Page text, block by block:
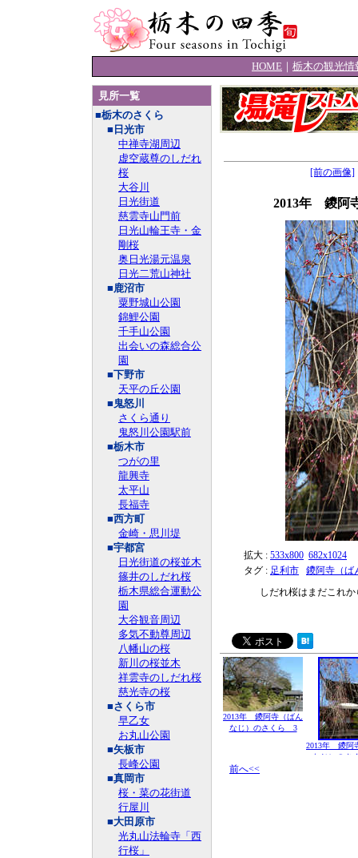
HOME ｜ 栃木の観光情
見所一覧
■栃木のさくら
■日光市
中禅寺湖周辺
虚空蔵尊のしだれ
桜
大谷川
日光街道
慈雲寺山門前
日光山輪王寺・金
剛桜
奥日光湯元温泉
日光二荒山神社
■鹿沼市
粟野城山公園
錦鯉公園
千手山公園
出会いの森総合公
園
■下野市
天平の丘公園
■鬼怒川
さくら通り
鬼怒川公園駅前
■栃木市
つがの里
龍興寺
太平山
長福寺
■西方町
金崎・思川堤
■宇都宮
日光街道の桜並木
篠井のしだれ桜
栃木県総合運動公
園
大谷観音周辺
多気不動尊周辺
八幡山の桜
新川の桜並木
祥雲寺のしだれ桜
慈光寺の桜
■さくら市
早乙女
お丸山公園
■矢板市
長峰公園
■真岡市
桜・菜の花街道
行屋川
■大田原市
光丸山法輪寺「西
行桜」
[前の画像]
2013年 鑁阿
拡大 : 533x800 682x1024
タグ : 足利市
鑁阿寺（ば
しだれ桜はまだこれ
2013年 鑁阿寺（ばん
なじ）のさくら 3
2013年 鑁阿
なじ）のさ
前へ<<